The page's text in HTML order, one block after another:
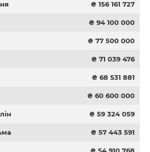
₴ 156 161 727
₴ 94 100 000
₴ 77 500 000
₴ 71 039 476
₴ 68 531 881
₴ 60 600 000
₴ 59 324 059
₴ 57 443 591